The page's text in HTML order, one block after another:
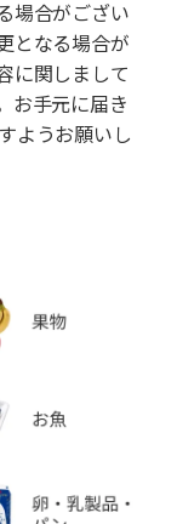
場合がござい
となる場合が
に関しまして
お手元に届き
ようお願いし